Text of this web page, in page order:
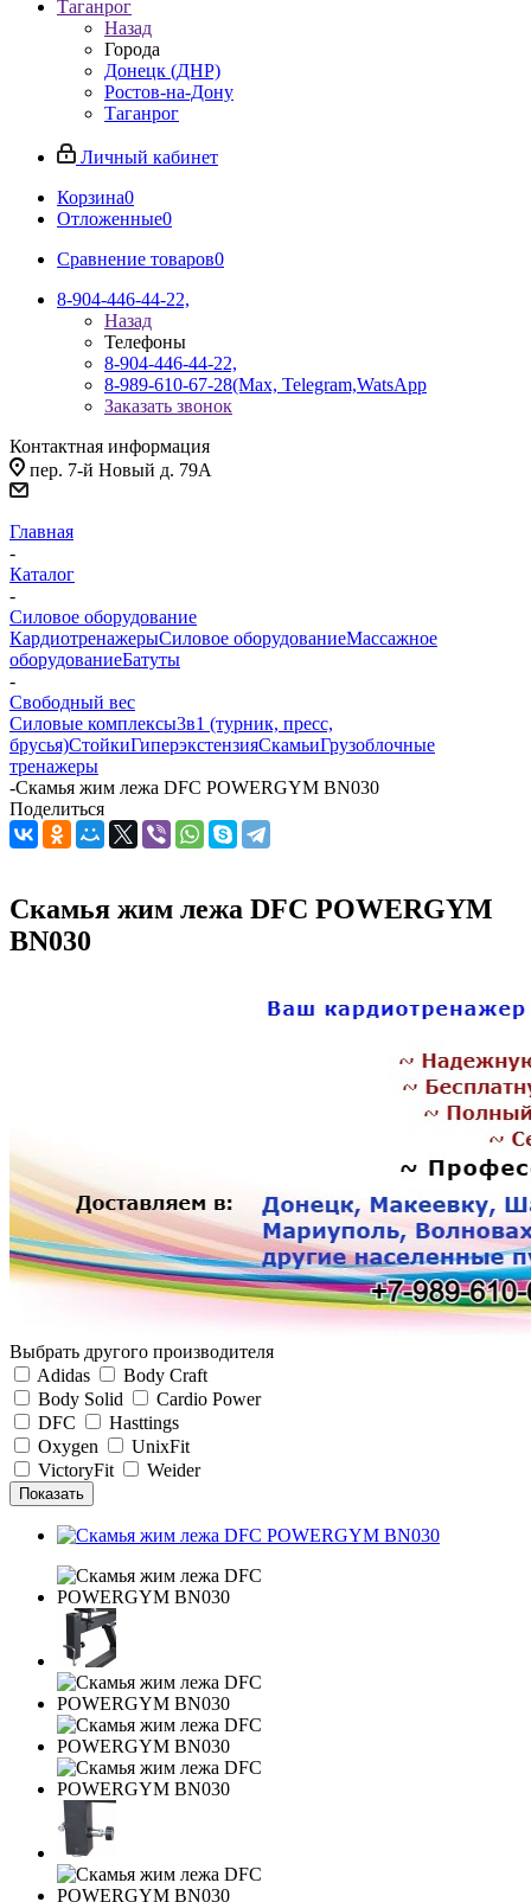
Таганрог
Назад
Города
Донецк (ДНР)
Ростов-на-Дону
Таганрог
Личный кабинет
Корзина0
Отложенные0
Сравнение товаров0
8-904-446-44-22,
Назад
Телефоны
8-904-446-44-22,
8-989-610-67-28(Max, Telegram,WatsApp
Заказать звонок
Контактная информация
пер. 7-й Новый д. 79А
Главная
-
Каталог
-
Силовое оборудование
КардиотренажерыСиловое оборудованиеМассажное
оборудованиеБатуты
-
Свободный вес
Силовые комплексы3в1 (турник, пресс,
брусья)СтойкиГиперэкстензияСкамьиГрузоблочные
тренажеры
-Скамья жим лежа DFC POWERGYM BN030
Поделиться
Скамья жим лежа DFC POWERGYM
BN030
Выбрать другого производителя
Adidas
Body Craft
Body Solid
Cardio Power
DFC
Hasttings
Oxygen
UnixFit
VictoryFit
Weider